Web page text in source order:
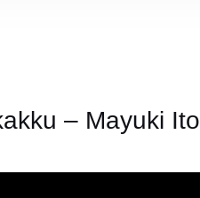
– Mayuki Ito